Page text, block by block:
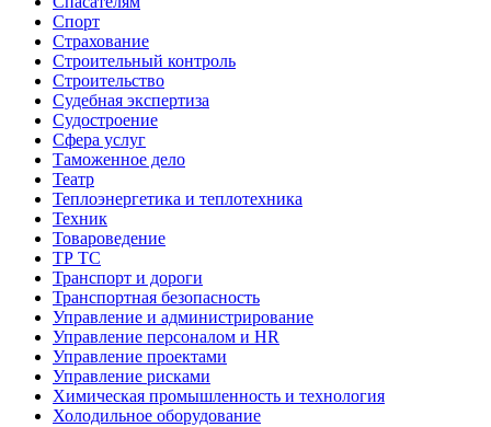
Спорт
Страхование
Строительный контроль
Строительство
Судебная экспертиза
Судостроение
Сфера услуг
Таможенное дело
Театр
Теплоэнергетика и теплотехника
Техник
Товароведение
ТР ТС
Транспорт и дороги
Транспортная безопасность
Управление и администрирование
Управление персоналом и HR
Управление проектами
Управление рисками
Химическая промышленность и технология
Холодильное оборудование